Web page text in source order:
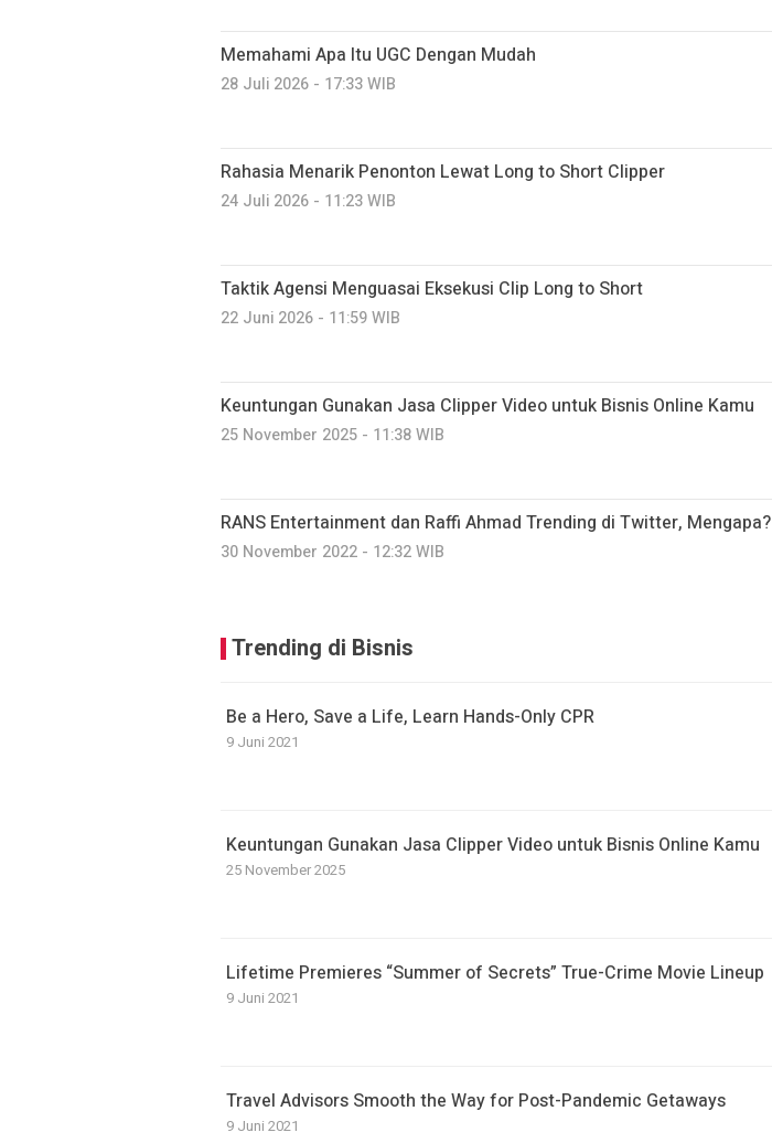
Memahami Apa Itu UGC Dengan Mudah
28 Juli 2026 - 17:33 WIB
Rahasia Menarik Penonton Lewat Long to Short Clipper
24 Juli 2026 - 11:23 WIB
Taktik Agensi Menguasai Eksekusi Clip Long to Short
22 Juni 2026 - 11:59 WIB
Keuntungan Gunakan Jasa Clipper Video untuk Bisnis Online Kamu
25 November 2025 - 11:38 WIB
RANS Entertainment dan Raffi Ahmad Trending di Twitter, Mengapa?
30 November 2022 - 12:32 WIB
Trending di Bisnis
Be a Hero, Save a Life, Learn Hands-Only CPR
9 Juni 2021
Keuntungan Gunakan Jasa Clipper Video untuk Bisnis Online Kamu
25 November 2025
Lifetime Premieres “Summer of Secrets” True-Crime Movie Lineup
9 Juni 2021
Travel Advisors Smooth the Way for Post-Pandemic Getaways
9 Juni 2021